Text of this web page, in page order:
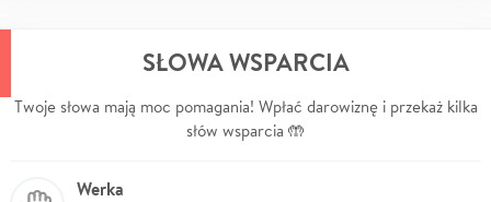
SŁOWA WSPARCIA
Twoje słowa mają moc pomagania! Wpłać darowiznę i przekaż kilka
słów wsparcia 🤲
Werka